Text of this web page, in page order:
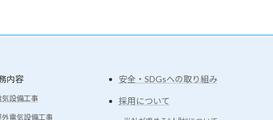
内容
気設備工事
外電気設備工事
安全・SDGsへの取り組み
採用について